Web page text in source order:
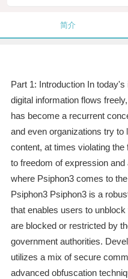
简介
Part 1: Introduction In
digital information flows
has become a recurrent
and even organizations try
content, at times violating
to freedom of expression
where Psiphon3 comes to
Psiphon3 Psiphon3 is a
that enables users to
are blocked or restricted by
government authorities.
utilizes a mix of secure
advanced obfuscation